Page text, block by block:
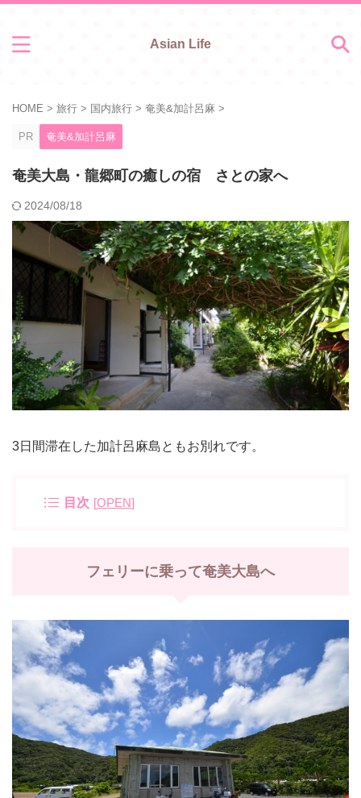
Asian Life
HOME > 旅行 > 国内旅行 > 奄美&加計呂麻 >
PR 奄美&加計呂麻
奄美大島・龍郷町の癒しの宿 さとの家へ
2024/08/18
3日間滞在した加計呂麻島ともお別れです。
目次 [OPEN]
フェリーに乗って奄美大島へ